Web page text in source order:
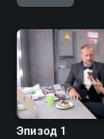
Эпизод 1